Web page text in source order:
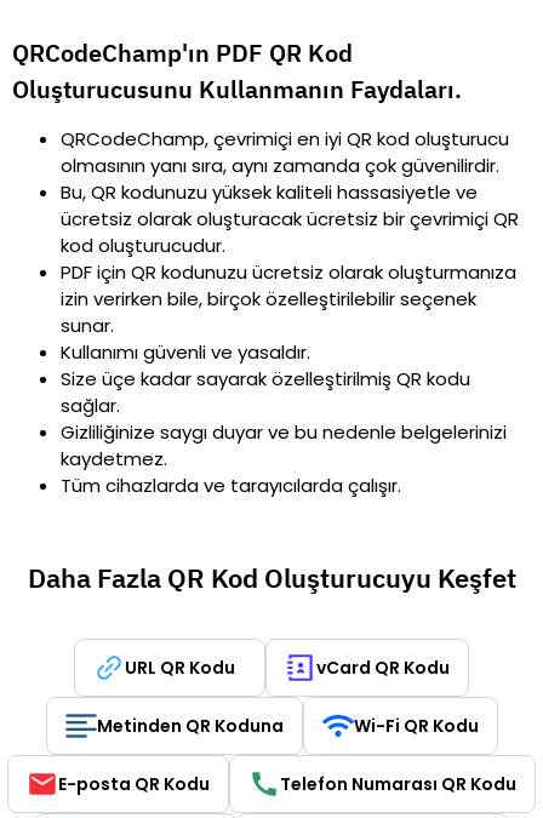
QRCodeChamp'ın PDF QR Kod
Oluşturucusunu Kullanmanın Faydaları.
QRCodeChamp, çevrimiçi en iyi QR kod oluşturucu
olmasının yanı sıra, aynı zamanda çok güvenilirdir.
Bu, QR kodunuzu yüksek kaliteli hassasiyetle ve
ücretsiz olarak oluşturacak ücretsiz bir çevrimiçi QR
kod oluşturucudur.
PDF için QR kodunuzu ücretsiz olarak oluşturmanıza
izin verirken bile, birçok özelleştirilebilir seçenek
sunar.
Kullanımı güvenli ve yasaldır.
Size üçe kadar sayarak özelleştirilmiş QR kodu
sağlar.
Gizliliğinize saygı duyar ve bu nedenle belgelerinizi
kaydetmez.
Tüm cihazlarda ve tarayıcılarda çalışır.
Daha Fazla QR Kod Oluşturucuyu Keşfet
URL QR Kodu vCard QR Kodu
Metinden QR Koduna Wi-Fi QR Kodu
E-posta QR Kodu Telefon Numarası QR Kodu